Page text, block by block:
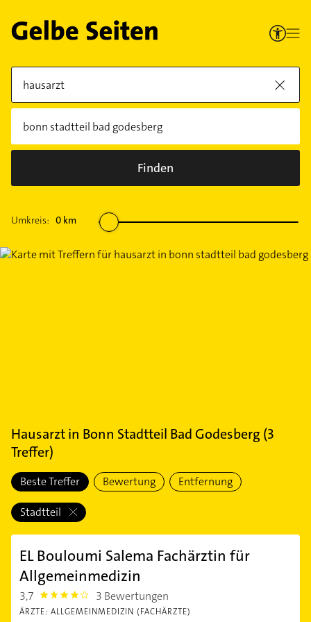
Finden
Umkreis: 0 km
Hausarztin Bonn Stadtteil Bad Godesberg (3
Treffer)
Beste Treffer Bewertung Entfernung
Stadtteil
EL Bouloumi Salema Fachärztin für
Allgemeinmedizin
3,7 3.7 3 Bewertungen
ÄRZTE: ALLGEMEINMEDIZIN (FACHÄRZTE)